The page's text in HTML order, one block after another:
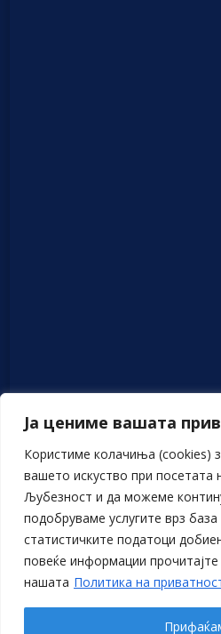
Ја цениме вашата
Користиме колачиња (cookies)
вашето искуство при посетата
Љубезност и да можеме
подобруваме услугите врз
статистичките податоци
повеќе информации прочитајте
нашата Политика на
Политика на
© Љубезност – Дела на